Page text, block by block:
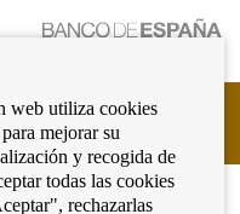
Ir
página
de
inicio
del
Banco
web utiliza cookies
mejorar su
y recogida de
todas las cookies
rechazarlas